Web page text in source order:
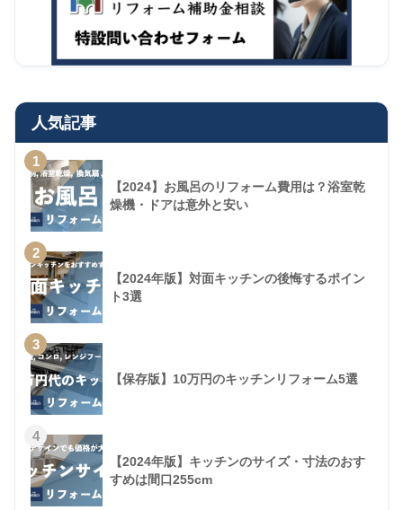
人気記事
1
【2024】お風呂のリフォーム費用は？浴室乾
燥機・ドアは意外と安い
2
【2024年版】対面キッチンの後悔するポイン
ト3選
3
【保存版】10万円のキッチンリフォーム5選
4
【2024年版】キッチンのサイズ・寸法のおす
すめは間口255cm